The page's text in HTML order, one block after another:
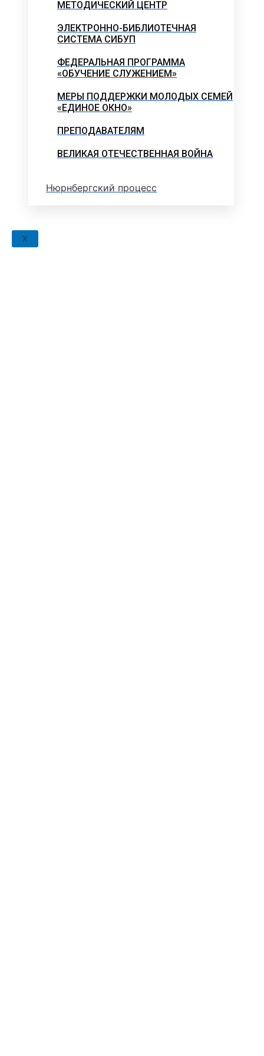
МЕТОДИЧЕСКИЙ ЦЕНТР
ЭЛЕКТРОННО-БИБЛИОТЕЧНАЯ
СИСТЕМА СИБУП
ФЕДЕРАЛЬНАЯ ПРОГРАММА
«ОБУЧЕНИЕ СЛУЖЕНИЕМ»
МЕРЫ ПОДДЕРЖКИ МОЛОДЫХ СЕМЕЙ
«ЕДИНОЕ ОКНО»
ПРЕПОДАВАТЕЛЯМ
ВЕЛИКАЯ ОТЕЧЕСТВЕННАЯ ВОЙНА
Нюрнбергский процесс
X